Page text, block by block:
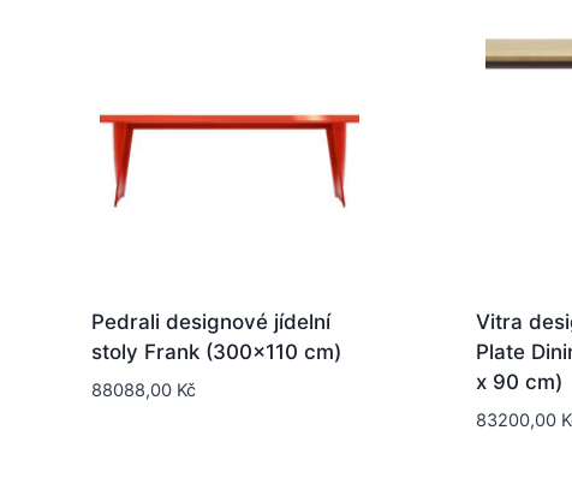
Pedrali designové jídelní
stoly Frank (300×110 cm)
88088,00 Kč
Vitra
Plate
x 90 cm)
83200,00